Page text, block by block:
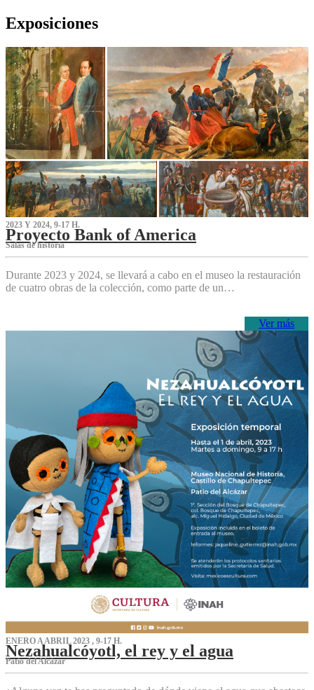
Exposiciones
2023 Y 2024, 9-17 H.
Proyecto Bank of America
S‌alas de historia
Durante 2023 y 2024, se llevará a cabo en el museo la restauración
de cuatro obras de la colección, como parte de un…
Ver más
ENERO A ABRIL 2023 , 9-17 H.
Nezahualcóyotl, el rey y el agua
Patio del Alcázar